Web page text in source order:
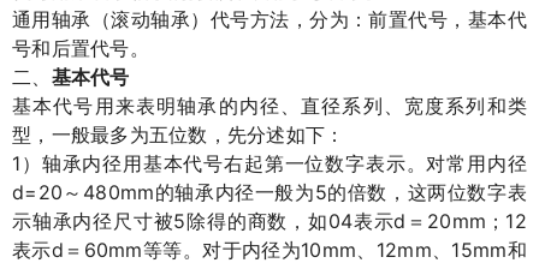
通用轴承（滚动轴承）代号方法，分为：前置代号，基本代
号和后置代号。
二、 基本代号
基本代号用来表明轴承的内径、直径系列、宽度系列和类
型，一般最多为五位数，先分述如下：
1 ）轴承内径用基本代号右起第一位数字表示。对常用内径
d=20 ～ 480mm的轴承内径一般为5的倍数，这两位数字表
示轴承内径尺寸被5 除得的商数，如04表示d ＝ 20mm ； 12
表示d ＝ 60mm等等。对于内径为10mm 12mm 15mm和